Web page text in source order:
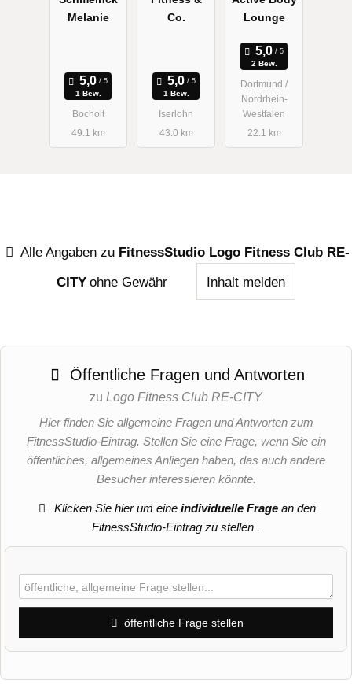
Melanie
1 Bew.
Bocholt
49.1 km
Co.
1 Bew.
Iserlohn
43.0 km
Lounge
2 Bew.
Dortmund /
Nordrhein-
Westfalen
22.1 km
Alle Angaben zu FitnessStudio Logo Fitness Club RE-
CITY ohne Gewähr Inhalt melden
Öffentliche Fragen und Antworten
zu Logo Fitness Club RE-CITY
Hier finden Sie allgemeine Fragen und Antworten zum
FitnessStudio-Eintrag. Stellen Sie eine Frage, wenn Sie ein
öffentliches, allgemeines Anliegen haben, das auch andere
Besucher interessieren könnte.
Klicken Sie hier um eineindividuelle Frage an den
FitnessStudio-Eintrag zu stellen .
öffentliche Frage stellen